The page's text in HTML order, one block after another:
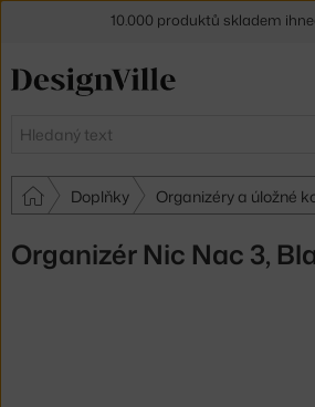
Hledat
Doplňky Organizéry a úložné
Organizér Nic Nac 3,
10.000 produktů skladem
30 dní na vrácení